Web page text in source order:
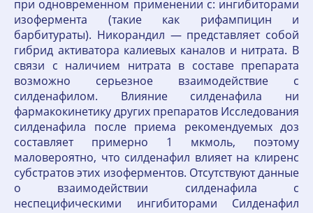
при одновременном применении с: ингибиторами
изофермента (такие как рифампицин и
барбитураты). Никорандил — представляет собой
гибрид активатора калиевых каналов и нитрата. В
связи с наличием нитрата в составе препарата
возможно серьезное взаимодействие с
силденафилом. Влияние силденафила ни
фармакокинетику других препаратов Исследования
силденафила после приема рекомендуемых доз
составляет примерно 1 мкмоль, поэтому
маловероятно, что силденафил влияет на клиренс
субстратов этих изоферментов. Отсутствуют данные
о взаимодействии силденафила с
неспецифическими ингибиторами Силденафил